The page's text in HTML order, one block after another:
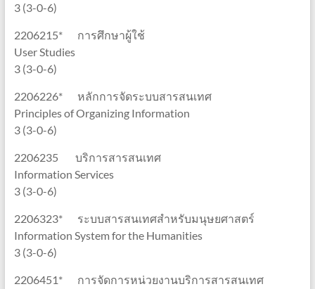
3 (3-0-6)
2206215* การศึกษาผู้ใช้
User Studies
3 (3-0-6)
2206226* หลักการจัดระบบสารสนเทศ
Principles of Organizing Information
3 (3-0-6)
2206235 บริการสารสนเทศ
Information Services
3 (3-0-6)
2206323* ระบบสารสนเทศสำหรับมนุษยศาสตร์
Information System for the Humanities
3 (3-0-6)
2206451* การจัดการหน่วยงานบริการสารสนเทศ